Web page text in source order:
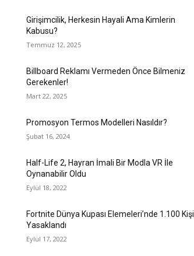
Girişimcilik, Herkesin Hayali Ama Kimlerin
Kabusu?
Temmuz 12, 2025
Billboard Reklamı Vermeden Önce Bilmeniz
Gerekenler!
Mart 22, 2025
Promosyon Termos Modelleri Nasıldır?
Şubat 16, 2024
Half-Life 2, Hayran İmali Bir Modla VR İle
Oynanabilir Oldu
Eylül 18, 2022
Fortnite Dünya Kupası Elemeleri’nde 1.100 Kişi
Yasaklandı
Eylül 17, 2022